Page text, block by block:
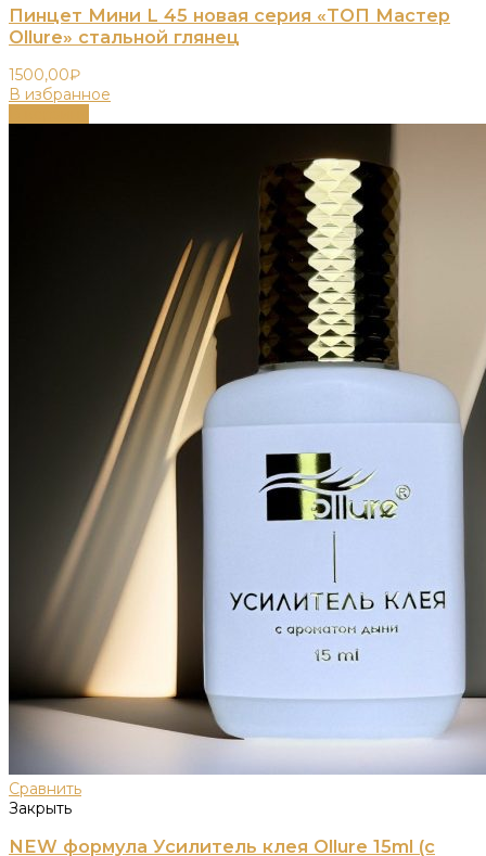
Пинцет Мини L 45 новая серия «ТОП Мастер
Ollure» стальной глянец
1500,00₽
В избранное
Сравнить
Закрыть
NEW формула Усилитель клея Ollure 15ml (с